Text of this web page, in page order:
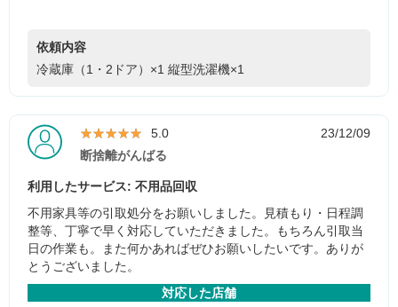
依頼内容
冷蔵庫（1・2ドア）×1 縦型洗濯機×1
★★★★★
★★★★★ 5.0
23/12/09
断捨離がんばる
利用したサービス: 不用品回収
不用家具等の引取処分をお願いしました。見積もり・日程調
整等、丁寧で早く対応していただきました。もちろん引取当
日の作業も。また何かあればぜひお願いしたいです。ありが
とうございました。
対応した店舗